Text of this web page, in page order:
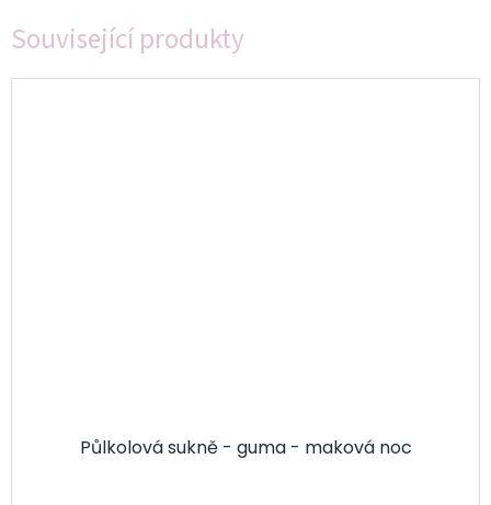
Související produkty
Půlkolová sukně - guma - maková noc